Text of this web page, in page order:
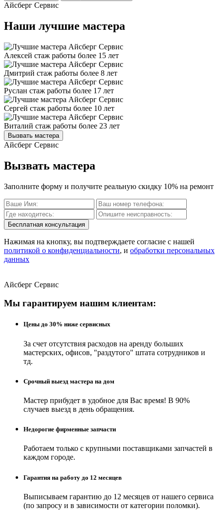
Айсберг Сервис
Наши лучшие мастера
Алексей стаж работы более 15 лет
Дмитрий стаж работы более 8 лет
Руслан стаж работы более 17 лет
Сергей стаж работы более 10 лет
Виталий стаж работы более 23 лет
Вызвать мастера
Айсберг Сервис
Вызвать мастера
Заполните форму и получите реальную скидку 10% на ремонт
Бесплатная консультация
Нажимая на кнопку, вы подтверждаете согласие с нашей
политикой о конфиденциальности, и обработки персональных
данных
Айсберг Сервис
Мы гарантируем нашим клиентам:
Цены до 30% ниже сервисных
За счет отсутствия расходов на аренду больших
мастерских, офисов, "раздутого" штата сотрудников и
тд.
Срочный выезд мастера на дом
Мастер прибудет в удобное для Вас время! В 90%
случаев выезд в день обращения.
Недорогие фирменные запчасти
Работаем только с крупными поставщиками запчастей в
каждом городе.
Гарантия на работу до 12 месяцев
Выписываем гарантию до 12 месяцев от нашего сервиса
(по запросу и в зависимости от категории поломки).